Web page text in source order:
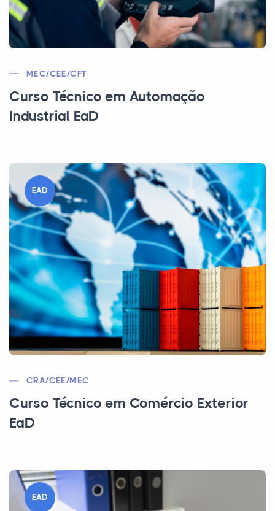
MEC/CEE/CFT
Curso Técnico em Automação
Industrial EaD
EAD
CRA/CEE/MEC
Curso Técnico em Comércio Exterior
EaD
EAD